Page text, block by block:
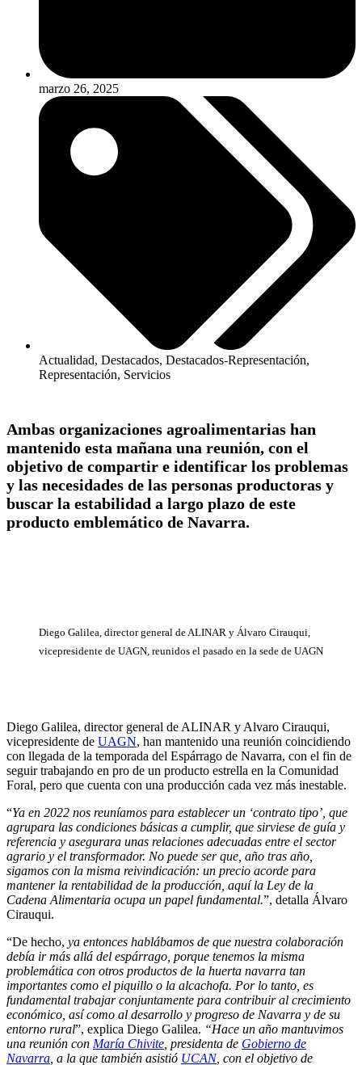
marzo 26, 2025
Actualidad, Destacados, Destacados-Representación,
Representación, Servicios
Ambas organizaciones agroalimentarias han
mantenido esta mañana una reunión, con el
objetivo de compartir e identificar los problemas
y las necesidades de las personas productoras y
buscar la estabilidad a largo plazo de este
producto emblemático de Navarra.
Diego Galilea, director general de ALINAR y Álvaro Cirauqui,
vicepresidente de UAGN, reunidos el pasado en la sede de UAGN
Diego Galilea, director general de ALINAR y Alvaro Cirauqui,
vicepresidente de UAGN, han mantenido una reunión coincidiendo
con llegada de la temporada del Espárrago de Navarra, con el fin de
seguir trabajando en pro de un producto estrella en la Comunidad
Foral, pero que cuenta con una producción cada vez más inestable.
“Ya en 2022 nos reuníamos para establecer un ‘contrato tipo’, que
agrupara las condiciones básicas a cumplir, que sirviese de guía y
referencia y asegurara unas relaciones adecuadas entre el sector
agrario y el transformador. No puede ser que, año tras año,
sigamos con la misma reivindicación: un precio acorde para
mantener la rentabilidad de la producción, aquí la Ley de la
Cadena Alimentaria ocupa un papel fundamental.”, detalla Álvaro
Cirauqui.
“De hecho, ya entonces hablábamos de que nuestra colaboración
debía ir más allá del espárrago, porque tenemos la misma
problemática con otros productos de la huerta navarra tan
importantes como el piquillo o la alcachofa. Por lo tanto, es
fundamental trabajar conjuntamente para contribuir al crecimiento
económico, así como al desarrollo y progreso de Navarra y de su
entorno rural”, explica Diego Galilea. “Hace un año mantuvimos
una reunión con María Chivite , presidenta de Gobierno de
Navarra , a la que también asistió UCAN, con el objetivo de